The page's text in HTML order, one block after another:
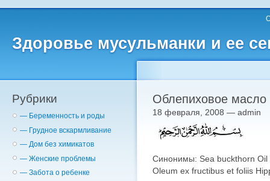
Здоровье мусульманки и ее
Рубрики
— Беременность и роды
— Грудное вскармливание
— Дом без химикатов
— Женские проблемы
— Забота о ребенке
Облепиховое масло
18 февраля, 2008 — admin
Синонимы: Sea buckthorn Oil
Oleum ex fructibus et foliis